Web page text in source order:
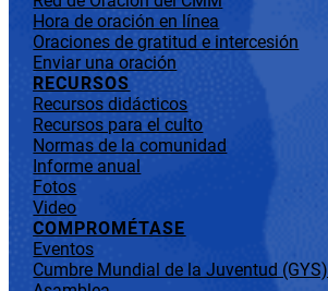
Hora de oración en línea
Oraciones de gratitud e intercesión
Enviar una oración
RECURSOS
Recursos didácticos
Recursos para el culto
Normas de la comunidad
Informe anual
Fotos
Video
COMPROMÉTASE
Eventos
Cumbre Mundial de la Juventud (GYS)